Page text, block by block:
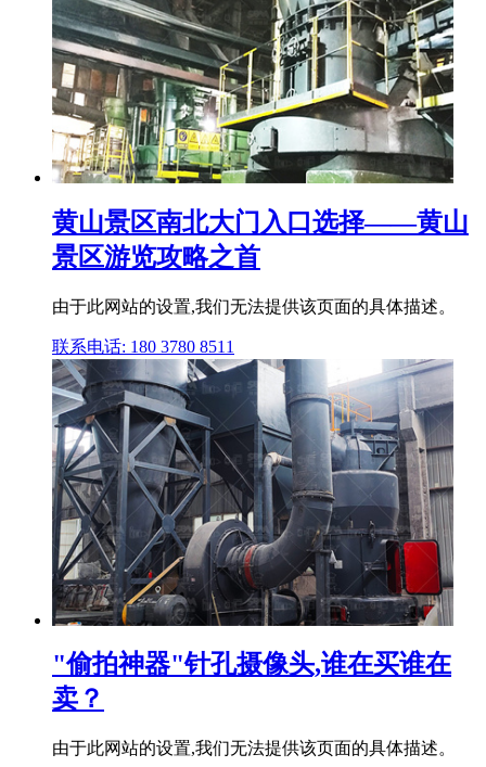
黄山景区南北大门入口选择——黄山
景区游览攻略之首
由于此网站的设置,我们无法提供该页面的具体描述。
联系电话: 180 3780 8511
"偷拍神器"针孔摄像头,谁在买谁在
卖？
由于此网站的设置,我们无法提供该页面的具体描述。